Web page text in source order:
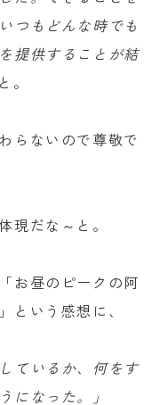
つもどんな時でも
提供することが結
と。
らないので尊敬で
現だな～と。
お昼のピークの阿
という感想に、
ているか、何をす
になった。」